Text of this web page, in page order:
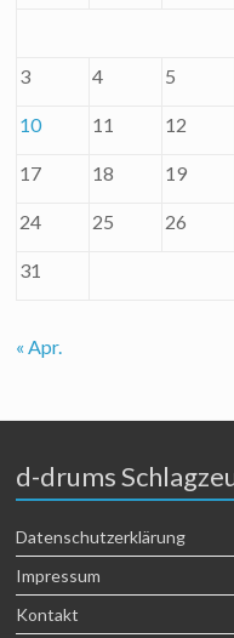
3 4 5
10 11 12
17 18 19
24 25 26
31
« Apr.
d-drums
Datenschutzerklärung
Impressum
Kontakt